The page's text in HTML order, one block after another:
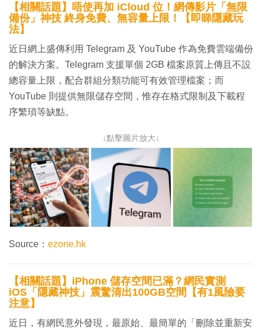
【相關話題】唔使再加 iCloud 位！網傳影片「無限
備份」神技 終身免費、無容量上限！【即睇隱藏玩
法】
近日網上盛傳利用 Telegram 及 YouTube 作為免費雲端備份
的解決方案。Telegram 支援單個 2GB 檔案原質上傳且不設
總容量上限，配合群組分類功能可有效管理檔案；而
YouTube 則提供無限儲存空間，惟存在格式限制及下載程
序繁瑣等缺點。
↓點擊圖片放大↓
Source： ezone.hk
【相關話題】iPhone 儲存空間已滿？網民實測
iOS「隱藏神技」震驚清出100GB空間【有1風險要
注意】
近日，有網民意外發現，最原始、最簡單的「刪除並重新安